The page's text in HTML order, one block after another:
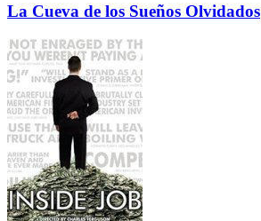
La Cueva de los Sueños Olvidados